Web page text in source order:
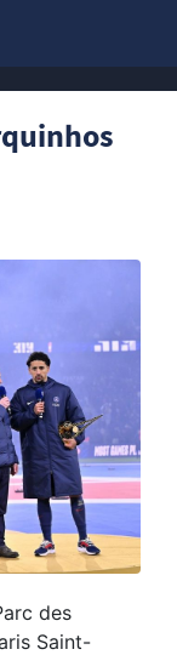
des
Saint-